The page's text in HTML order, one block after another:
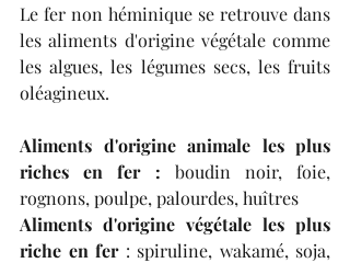
Le fer non héminique se retrouve dans
les aliments d'origine végétale comme
les algues, les légumes secs, les fruits
oléagineux.
Aliments d'origine animale les plus
riches en fer : boudin noir, foie,
rognons, poulpe, palourdes, huîtres
Aliments d'origine végétale les plus
riche en fer : spiruline, wakamé, soja,